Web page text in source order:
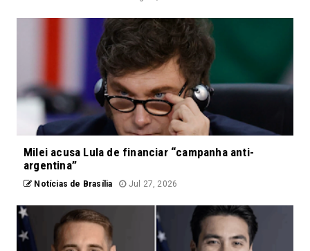
Milei acusa Lula de financiar “campanha anti-
argentina”
Notícias de Brasília Jul 27, 2026